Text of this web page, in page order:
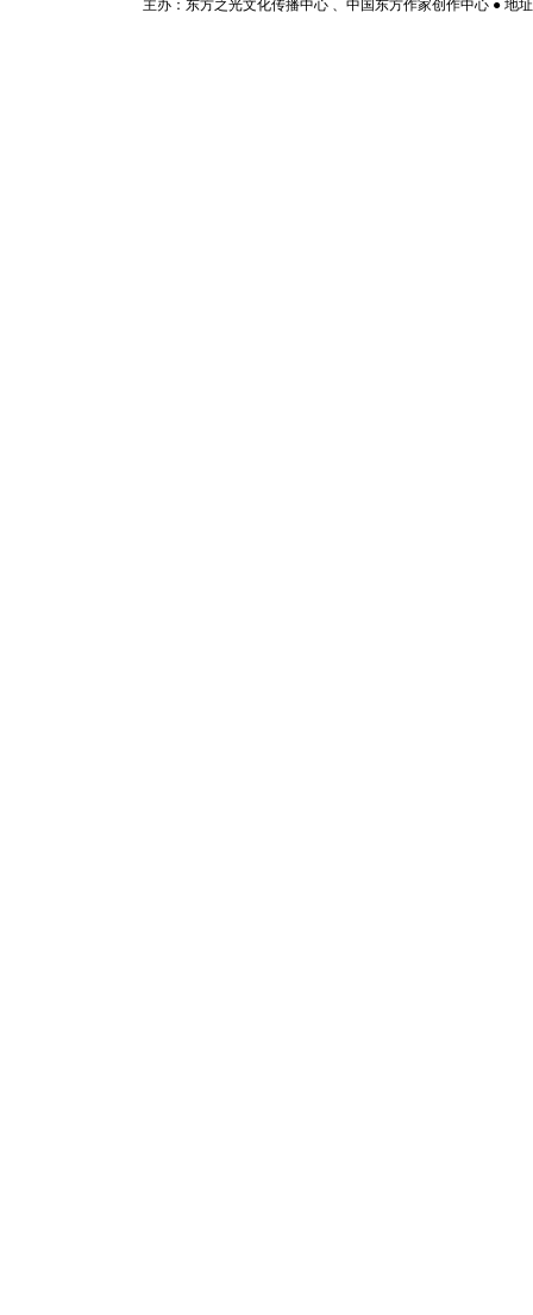
主办：东方之光文化传播中心 、中国东方作家创作中心 ● 地